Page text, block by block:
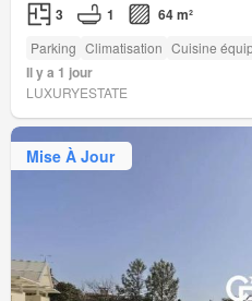
3 1 64 m²
Parking Climatisation Cuisine
Il y a 1 jour
LUXURYESTATE
Mise À Jour